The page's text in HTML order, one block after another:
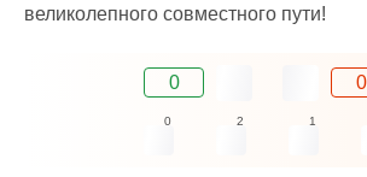
великолепного совместного пути!
0 0
0 2 1